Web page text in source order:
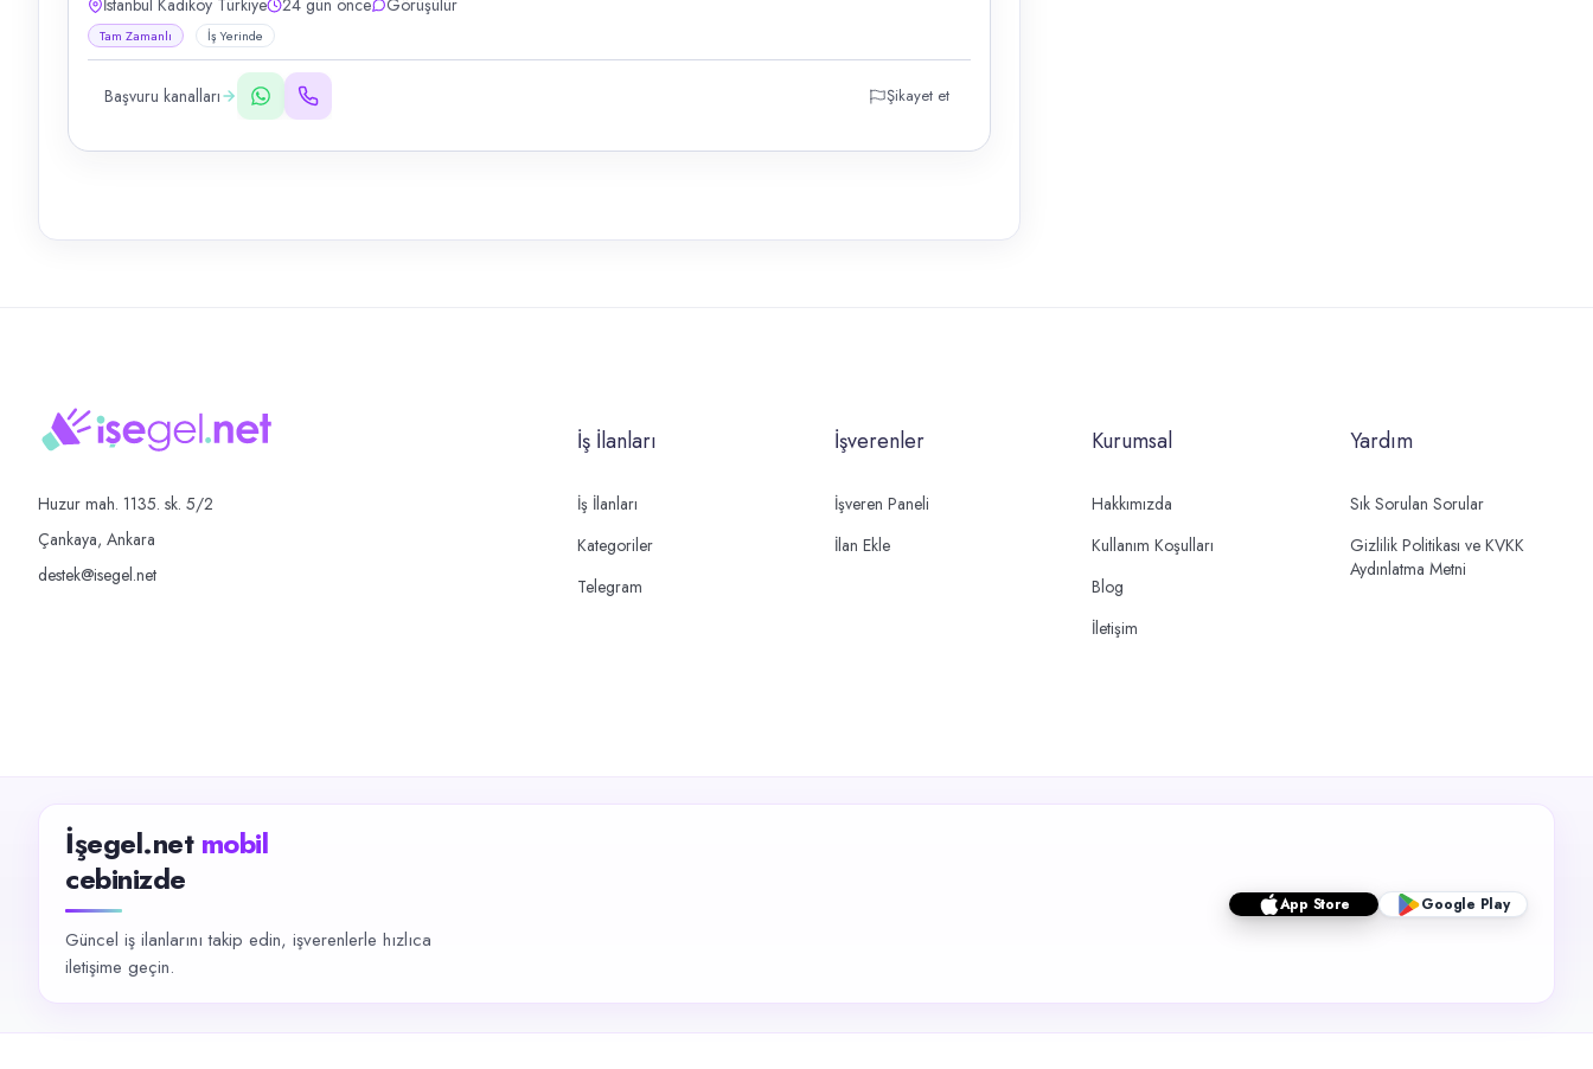
İstanbul Kadıköy Türkiye
24 gün önce Görüşülür
Tam Zamanlı İş Yerinde
Başvuru kanalları Şikayet et
Huzur mah. 1135. sk. 5/2
Çankaya, Ankara
destek@isegel.net
İş İlanları
İş İlanları
Kategoriler
Telegram
İşverenler
İşveren Paneli
İlan Ekle
Kurumsal
Hakkımızda
Kullanım Koşulları
Blog
İletişim
Yardım
Sık Sorulan Sorular
Gizlilik Politikası ve KVKK
Aydınlatma Metni
İşegel.net mobil
cebinizde
Güncel iş ilanlarını takip edin, işverenlerle hızlıca
iletişime geçin.
App Store Google Play